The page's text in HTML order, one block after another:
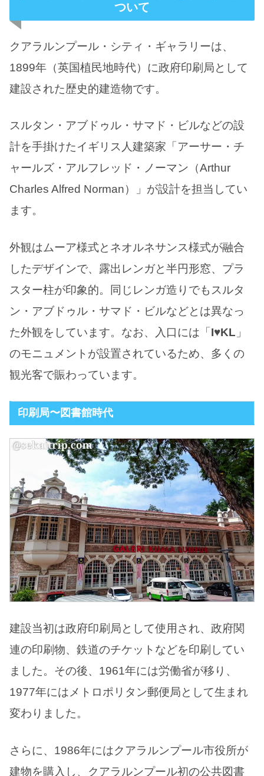
ついて
クアラルンプール・シティ・ギャラリーは、
1899年（英国植民地時代）に政府印刷局として
建設された歴史的建造物です。
スルタン・アブドゥル・サマド・ビルなどの設
計を手掛けたイギリス人建築家「アーサー・チ
ャールズ・アルフレッド・ノーマン（Arthur
Charles Alfred Norman）」が設計を担当してい
ます。
外観はムーア様式とネオルネサンス様式が融合
したデザインで、露出レンガと半円形窓、プラ
スター柱が印象的。同じレンガ造りでもスルタ
ン・アブドゥル・サマド・ビルなどとは異なっ
た外観をしています。なお、入口には「I♥KL 」
のモニュメントが設置されているため、多くの
観光客で賑わっています。
印刷局〜図書館時代
建設当初は政府印刷局として使用され、政府関
連の印刷物、鉄道のチケットなどを印刷してい
ました。その後、1961年には労働省が移り、
1977年にはメトロポリタン郵便局として生まれ
変わりました。
さらに、1986年にはクアラルンプール市役所が
建物を購入し、クアラルンプール初の公共図書